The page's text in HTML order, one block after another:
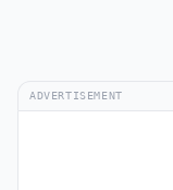
ADVERTISEMENT